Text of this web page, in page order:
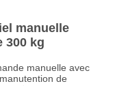
manuelle
300 kg
manuelle avec
de